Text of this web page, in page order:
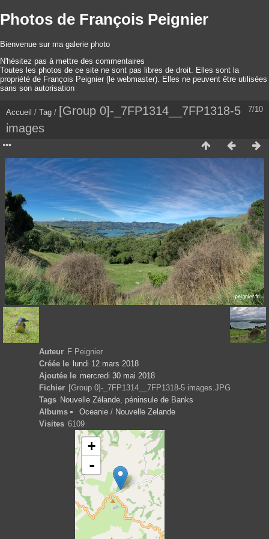
Photos de François Peignier
Bienvenue sur ma galerie photo
N'hésitez pas à mettre des commentaires
Toutes les photos de ce site ne sont pas libres de droit. Elles sont la
propriété de François Peignier (le webmaster). Elles ne peuvent être utilisées
sans son autorisation
7/10
Accueil / Tag / [Group 0]-_7FP1314__7FP1318-5
images
Auteur F Peignier
Créée le
lundi 12 mars 2018
Ajoutée le mercredi 30 mai 2018
Fichier [Group 0]-_7FP1314__7FP1318-5 images.JPG
Tags Nouvelle Zélande péninsule de Banks
Albums
Oceanie / Nouvelle Zelande
Visites 6109
+
-